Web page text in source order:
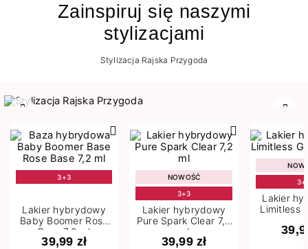
Zainspiruj się naszymi
stylizacjami
Stylizacja Rajska Przygoda
3+3
Lakier hybrydowy
Baby Boomer Rose
Base 7,2 ml
39,99 zł
NOWOŚĆ
3+3
Lakier hybrydowy
Pure Spark Clear 7,2
ml
39,99 zł
Lakier
Limitless